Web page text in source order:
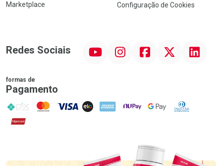
Marketplace
Configuração de Cookies
Redes Sociais InstagramFacebookTwitter Linkedin
formas de
Pagamento
PIX MasterCard
VISA ELO AMEX NuPay Google PayDiners Club
Hipercard